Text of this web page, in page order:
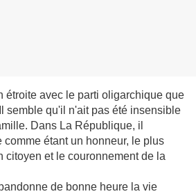
étroite avec le parti oligarchique que
semble qu'il n'ait pas été insensible
Dans La République, il
étant un honneur, le plus
citoyen et le couronnement de la
de bonne heure la vie